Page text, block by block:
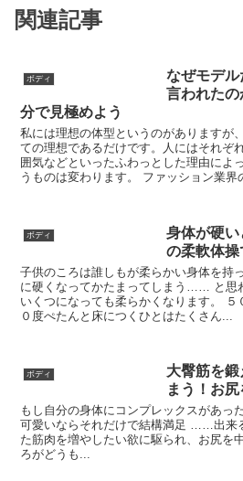
関連記事
ボディ
なぜモデル
言われた
分で見極めよう
私には理想の体型というのがありますが
ての理想であるだけです。人にはそれぞ
囲気などといったふわっとした理由によ
うものは変わります。 ファッション業界
ボディ
身体が硬
の柔軟体
子供のころは誰しもが柔らかい身体を持
に硬くなってかたまってしまう…… と思
いくつになっても柔らかくなります。 ５
０度ぺたんと床につくひとはたくさん...
ボディ
大臀筋を
まう！お
もし自分の身体にコンプレックスがあっ
可愛いならそれだけで結構満足 ……出来
た筋肉を増やしたい欲に駆られ、お尻を
ろがどうも...